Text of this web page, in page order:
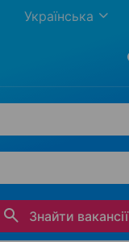
Українська
Знайти вакансії